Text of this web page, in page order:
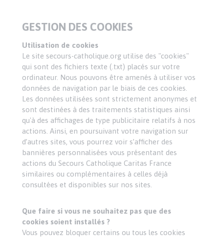
GESTION DES COOKIES
Utilisation de cookies
Le site secours-catholique.org utilise des "cookies"
qui sont des fichiers texte (.txt) placés sur votre
ordinateur. Nous pouvons être amenés à utiliser vos
données de navigation par le biais de ces cookies.
Les données utilisées sont strictement anonymes et
sont destinées à des traitements statistiques ainsi
qu'à des affichages de type publicitaire relatifs à nos
actions. Ainsi, en poursuivant votre navigation sur
d’autres sites, vous pourrez voir s’afficher des
bannières personnalisées vous présentant des
actions du Secours Catholique Caritas France
similaires ou complémentaires à celles déjà
consultées et disponibles sur nos sites.
Que faire si vous ne souhaitez pas que des
cookies soient installés ?
Vous pouvez bloquer certains ou tous les cookies